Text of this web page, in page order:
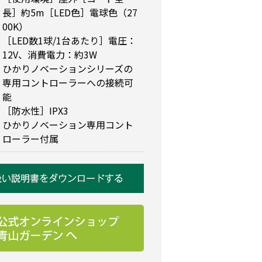
長］約5m［LED色］電球色（27
00K）
［LED数1球/1台あたり］電圧：
12V、消費電力：約3W
ひかりノベーションシリーズの
専用コントローラーへの接続可
能
［防水性］IPX3
ひかりノベーション専用コント
ローラー付属